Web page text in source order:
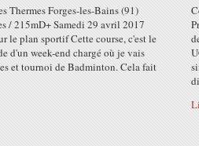
Thermes Forges-les-Bains (91)
/ 215mD+ Samedi 29 avril 2017
le plan sportif Cette course, c'est le
d'un week-end chargé où je vais
et tournoi de Badminton. Cela fait